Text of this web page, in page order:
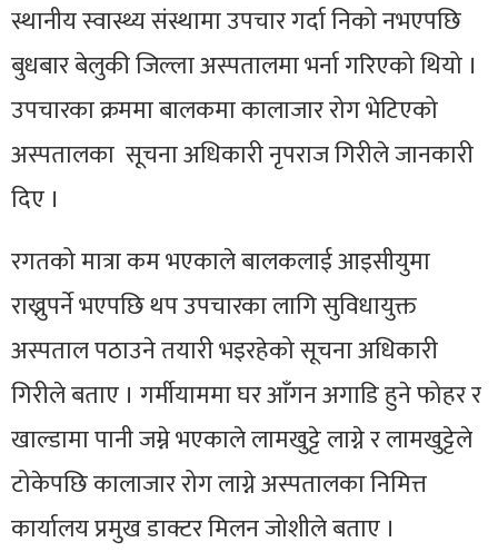
स्थानीय स्वास्थ्य संस्थामा उपचार गर्दा निको नभएपछि
बुधबार बेलुकी जिल्ला अस्पतालमा भर्ना गरिएको थियो ।
उपचारका क्रममा बालकमा कालाजार रोग भेटिएको
अस्पतालका सूचना अधिकारी नृपराज गिरीले जानकारी
दिए ।
रगतको मात्रा कम भएकाले बालकलाई आइसीयुमा
राख्नुपर्ने भएपछि थप उपचारका लागि सुविधायुक्त
अस्पताल पठाउने तयारी भइरहेको सूचना अधिकारी
गिरीले बताए । गर्मीयाममा घर आँगन अगाडि हुने फोहर र
खाल्डामा पानी जम्ने भएकाले लामखुट्टे लाग्ने र लामखुट्टेले
टोकेपछि कालाजार रोग लाग्ने अस्पतालका निमित्त
कार्यालय प्रमुख डाक्टर मिलन जोशीले बताए ।